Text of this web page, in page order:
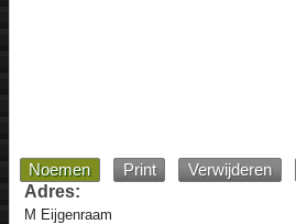
Noemen Print Verwijderen
Adres:
M Eijgenraam